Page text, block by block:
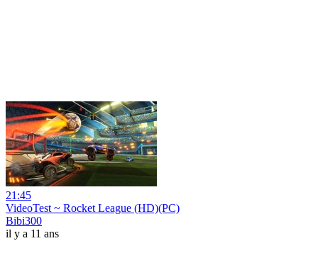
21:45
VideoTest ~ Rocket League (HD)(PC)
Bibi300
il y a 11 ans